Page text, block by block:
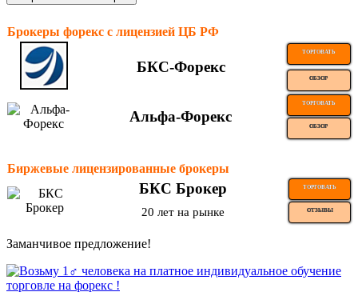
Брокеры форекс с лицензией ЦБ РФ
БКС-Форекс
ТОРГОВАТЬ
ОБЗОР
Альфа-Форекс
ТОРГОВАТЬ
ОБЗОР
Биржевые лицензированные брокеры
БКС Брокер ТОРГОВАТЬ
20 лет на рынке ОТЗЫВЫ
Заманчивое предложение!